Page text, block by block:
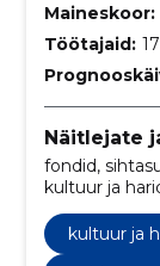
Maineskoor:
Töötajaid: 17
Näitlejate
fondid,
kultuur ja
kultuur ja